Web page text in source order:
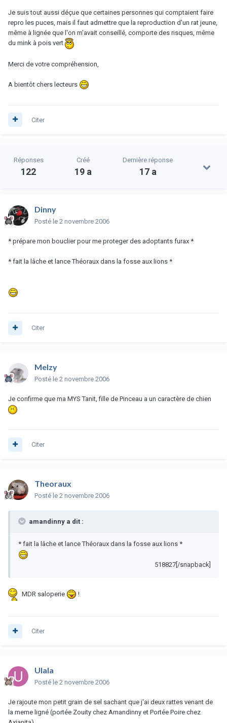
Je suis tout aussi déçue que certaines personnes qui comptaient faire
repro les puces, mais il faut admettre que la reproduction d'un rat jeune,
même à lignée que l'on m'avait conseillé, comporte des risques, même
du mink à pois vert
Merci de votre compréhension,
A bientôt chers lecteurs
Citer
Réponses
122
Créé
19 a
Dernière réponse
17 a
Dinny
Posté le 2 novembre 2006
* prépare mon bouclier pour me proteger des adoptants furax *
* fait la lâche et lance Théoraux dans la fosse aux lions *
Citer
Melzy
Posté le 2 novembre 2006
Je confirme que ma MYS Tanit, fille de Pinceau a un caractère de chien
Citer
Theoraux
Posté le 2 novembre 2006
amandinny a dit :
* fait la lâche et lance Théoraux dans la fosse aux lions *
518827[/snapback]
MDR saloperie !
Citer
Ulala
Posté le 2 novembre 2006
Je rajoute mon petit grain de sel sachant que j'ai deux rattes venant de
la meme ligné (portée Zouity chez Amandinny et Portée Poire chez